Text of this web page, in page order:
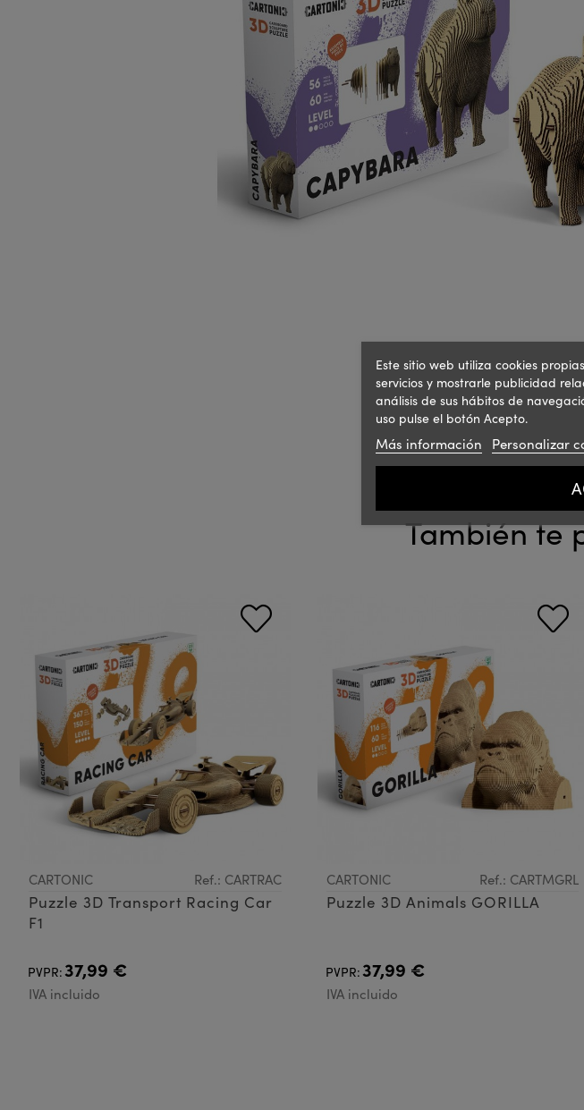
También te
CARTONIC Ref.: CARTRAC
Puzzle 3D Transport Racing Car
F1
PVPR:37,99 €
IVA incluido
CARTONIC Ref.: CARTMGRL
Puzzle 3D Animals GORILLA
PVPR:37,99 €
IVA incluido
Este sitio web utiliza cookies
servicios y mostrarle publicidad
análisis de sus hábitos de
uso pulse el botón Acepto.
Más información Personalizar